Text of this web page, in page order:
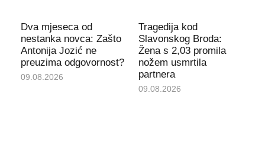
Dva mjeseca od
nestanka novca: Zašto
Antonija Jozić ne
preuzima odgovornost?
09.08.2026
Tragedija kod
Slavonskog Broda:
Žena s 2,03 promila
nožem usmrtila
partnera
09.08.2026